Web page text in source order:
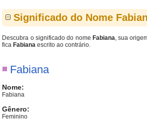
Significado do Nome
Descubra o significado do nome Fabiana, sua
fica Fabiana escrito ao contrário.
Fabiana
Nome:
Fabiana
Gênero:
Feminino